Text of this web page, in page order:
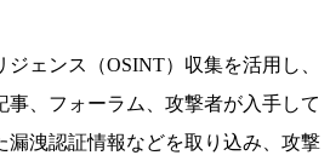
ェンス（OSINT）収集を活用し、
事、フォーラム、攻撃者が入手して
漏洩認証情報などを取り込み、攻撃